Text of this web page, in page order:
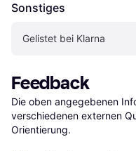
Sonstiges
Gelistet bei Klarna
Feedback
Die oben angegebenen
verschiedenen externen
Orientierung.